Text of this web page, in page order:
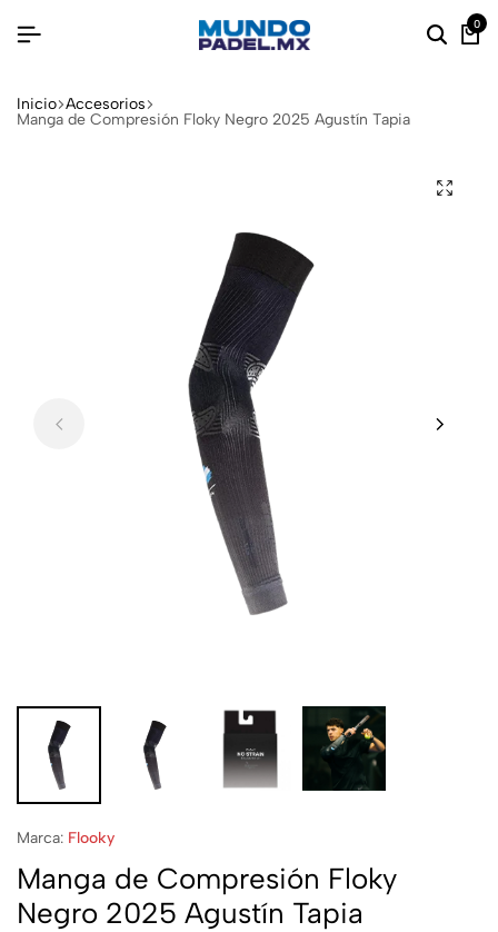
0
Inicio Accesorios
Manga de Compresión Floky Negro 2025 Agustín Tapia
Marca: Flooky
Manga de Compresión Floky
Negro 2025 Agustín Tapia